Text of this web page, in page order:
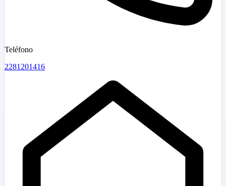
Teléfono
2281201416